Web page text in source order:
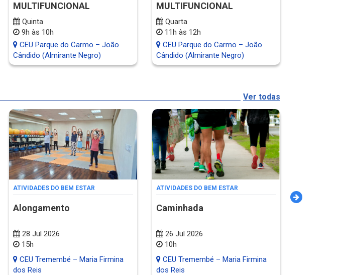
MULTIFUNCIONAL
Quinta
9h às 10h
CEU Parque do Carmo – João
Cândido (Almirante Negro)
MULTIFUNCIONAL
Quarta
11h às 12h
CEU Parque do Carmo – João
Cândido (Almirante Negro)
Ver todas
ATIVIDADES DO BEM ESTAR
Alongamento
28 Jul 2026
15h
CEU Tremembé – Maria Firmina
dos Reis
ATIVIDADES DO BEM ESTAR
Caminhada
26 Jul 2026
10h
CEU Tremembé – Maria Firmina
dos Reis